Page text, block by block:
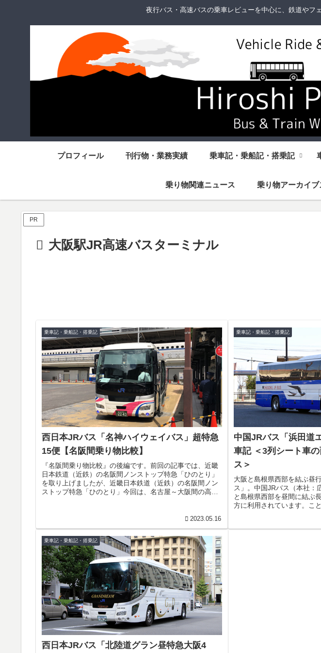
夜行バス・高速バスの乗車レビューを中心に、鉄道やフ
プロフィール 刊行物・業務実績 乗車記・乗船記・搭乗記
乗り物関連ニュース 乗り物アーカイブ
PR
大阪駅JR高速バスターミナル
乗車記・乗船記・搭乗記
西日本JRバス「名神ハイウェイバス」超特急
15便【名阪間乗り物比較】
『名阪間乗り物比較』の後編です。前回の記事では、近畿
日本鉄道（近鉄）の名阪間ノンストップ特急「ひのとり」
を取り上げましたが、近畿日本鉄道（近鉄）の名阪間ノン
ストップ特急「ひのとり」今回は、名古屋～大阪間の高速
2023.05.16
乗車記・乗船記・搭乗記
中国JRバス「浜田道
車記 ＜3列シート車
ス＞
大阪と島根県西部を結ぶ昼
ス」。中国JRバス（本社：
と島根県西部を昼間に結ぶ
方に利用されています。こ
乗車記・乗船記・搭乗記
西日本JRバス「北陸道グラン昼特急大阪4